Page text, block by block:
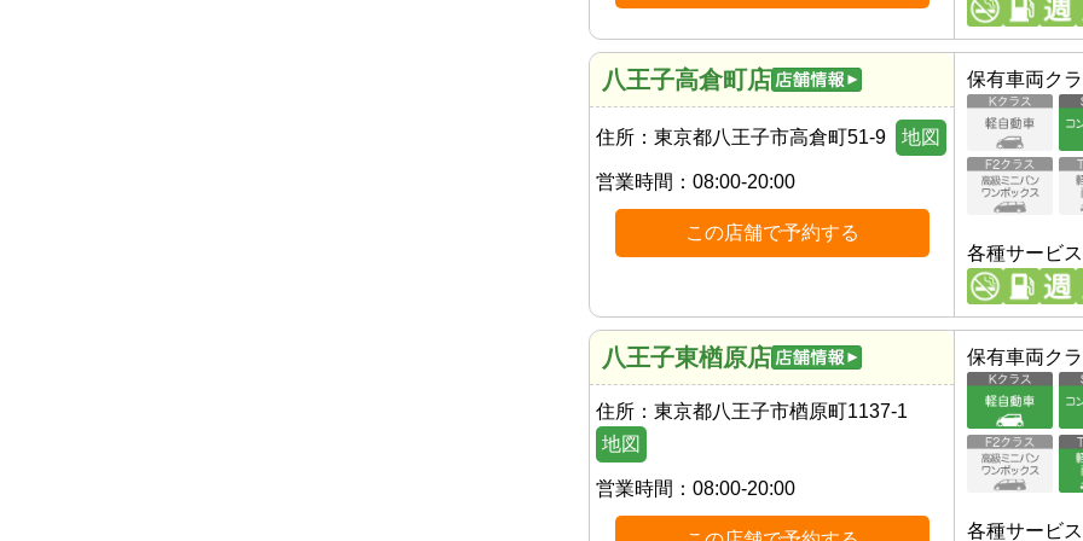
八王子高倉町店
住所： 東京都八王子市高倉町51-9 地図
営業時間： 08:00-20:00
この店舗で予約する
保有車両ク
各種サービス
八王子東楢原店
住所： 東京都八王子市楢原町1137-1
地図
営業時間： 08:00-20:00
保有車両ク
各種サービス